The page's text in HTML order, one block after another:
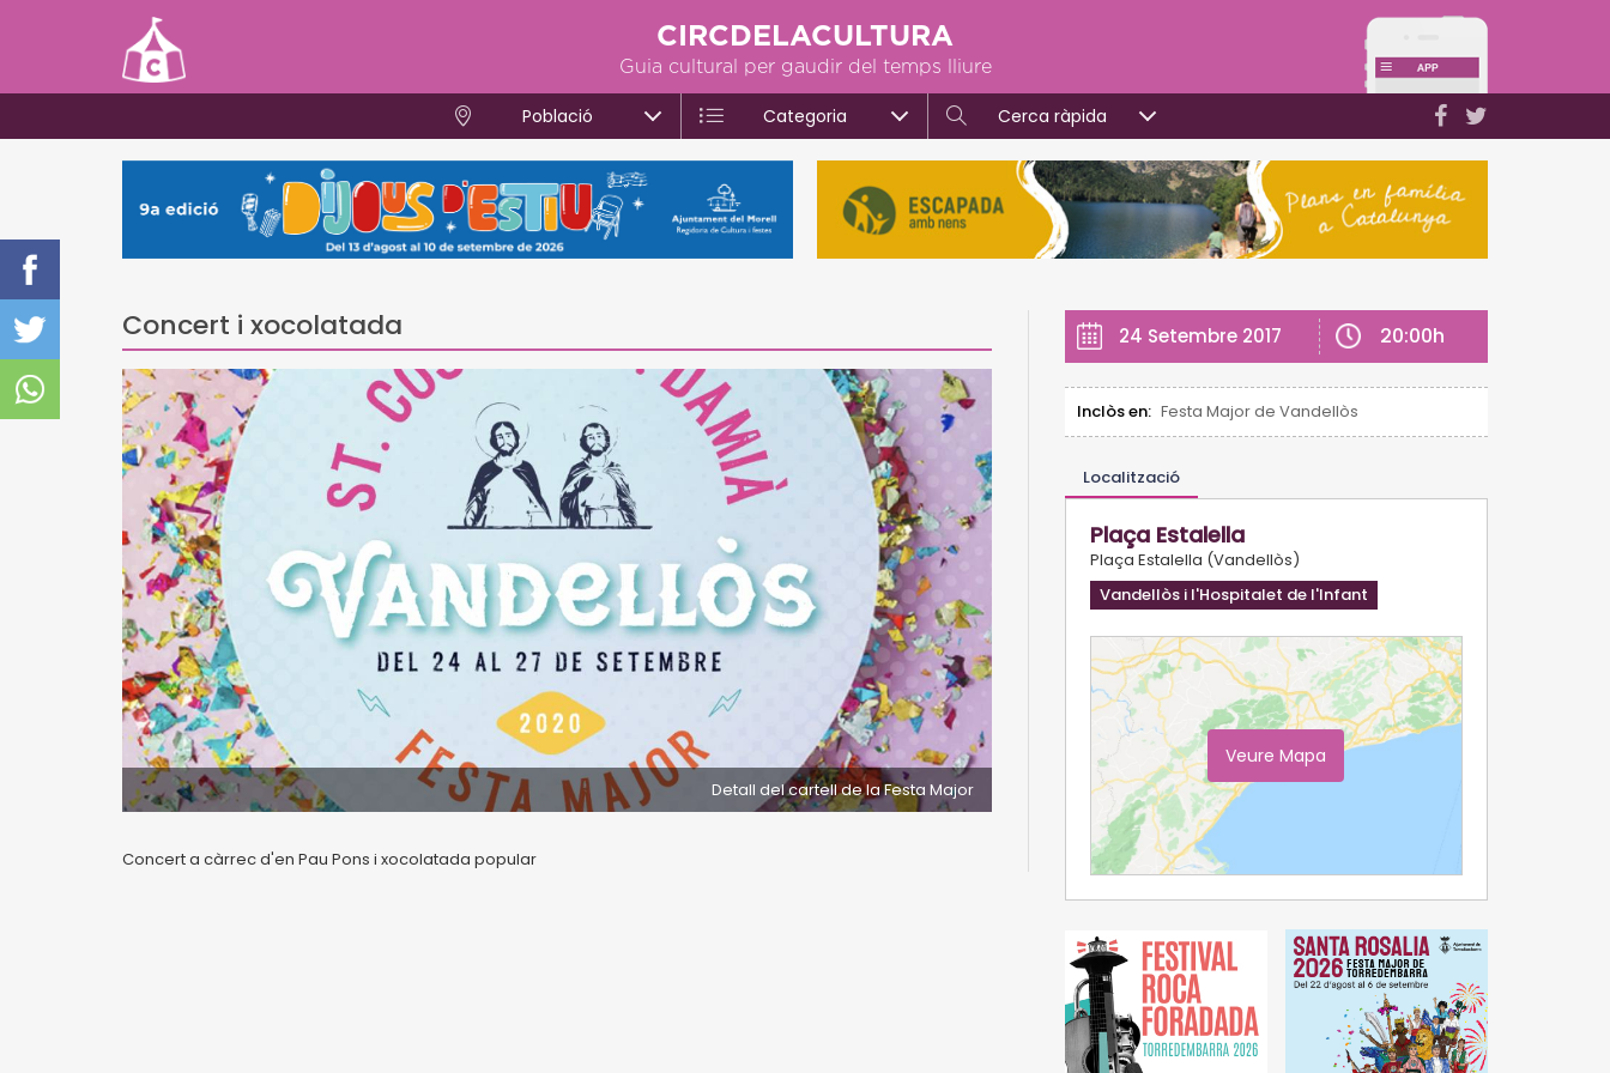
CIRCDELACULTURA
Guia cultural per gaudir del temps lliure
Població Categoria Cerca ràpida
Concert i xocolatada
Detall del cartell de la Festa Major
Concert a càrrec d'en Pau Pons i xocolatada popular
24 Setembre 2017 20:00h
Inclòs en: Festa Major de Vandellòs
Localització
Plaça Estalella
Plaça Estalella (Vandellòs)
Vandellòs i l'Hospitalet de l'Infant
Veure Mapa